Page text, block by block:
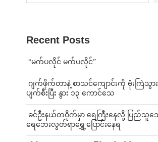
Recent Posts
⁨ ⁨“မက်ပလိုင် မက်ပလိုင်”
ဂျက်ဖိုက်တာနဲ့ စာသင်ကျောင်းကို ဗုံးကြဲသွာ
ပျက်စီးပြီး နွား ၁၃ ကောင်သေ
ခင်ဦးနယ်တဝိုက်မှာ ရေကြီးနေလို့ ပြည်သူသေ
ရေဘေးလွတ်ရာရွှေ့ပြောင်းနေရ